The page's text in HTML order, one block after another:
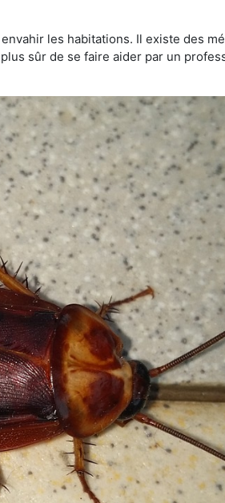
les habitations. Il existe des
sûr de se faire aider par un